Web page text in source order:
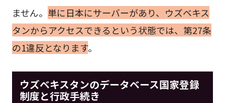
ません。 単に日本にサーバーがあり、ウズベキス
タンからアクセスできるという状態では、第27条
の1違反となります。
ウズベキスタンのデータベース国家登録
制度と行政手続き